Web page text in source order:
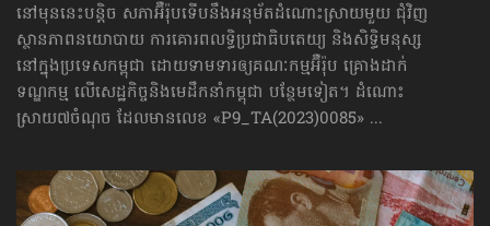
នៅមុននេះបន្តិច សភាអ៊ឺរ៉ុបទើបនឹងអនុម័តដំណោះស្រាយមួយ ជុំវិញ
ស្ថានភាពនយោបាយ ការគោរព​លទ្ធិ​ប្រជាធិបតេយ្យ និងសិទ្ធិមនុស្ស
នៅក្នុងប្រទេសកម្ពុជា ដោយទាមទារឲ្យគណៈកម្មអ៊ឺរ៉ុប គ្រោងដាក់​
ទណ្ឌកម្ម លើសេដ្ឋកិច្ច​និងមេដឹកនាំកម្ពុជា បន្ថែមទៀត។ ដំណោះ
ស្រាយ៧ចំណុច ដែលមានលេខ «P9_TA(2023)0085» ...